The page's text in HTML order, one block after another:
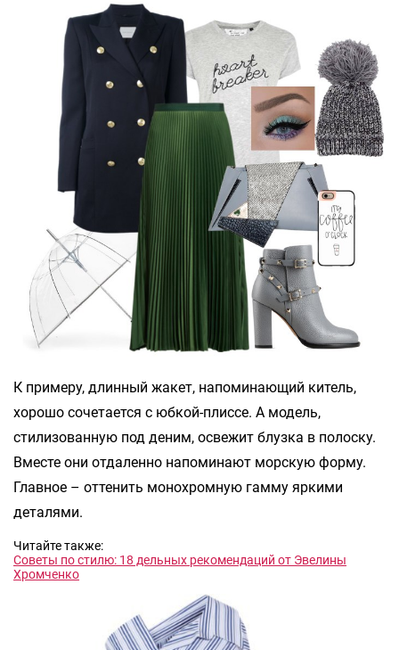
К примеру, длинный жакет, напоминающий китель,
хорошо сочетается с юбкой-плиссе. А модель,
стилизованную под деним, освежит блузка в полоску.
Вместе они отдаленно напоминают морскую форму.
Главное – оттенить монохромную гамму яркими
деталями.
Читайте также:
Советы по стилю: 18 дельных рекомендаций от Эвелины
Хромченко